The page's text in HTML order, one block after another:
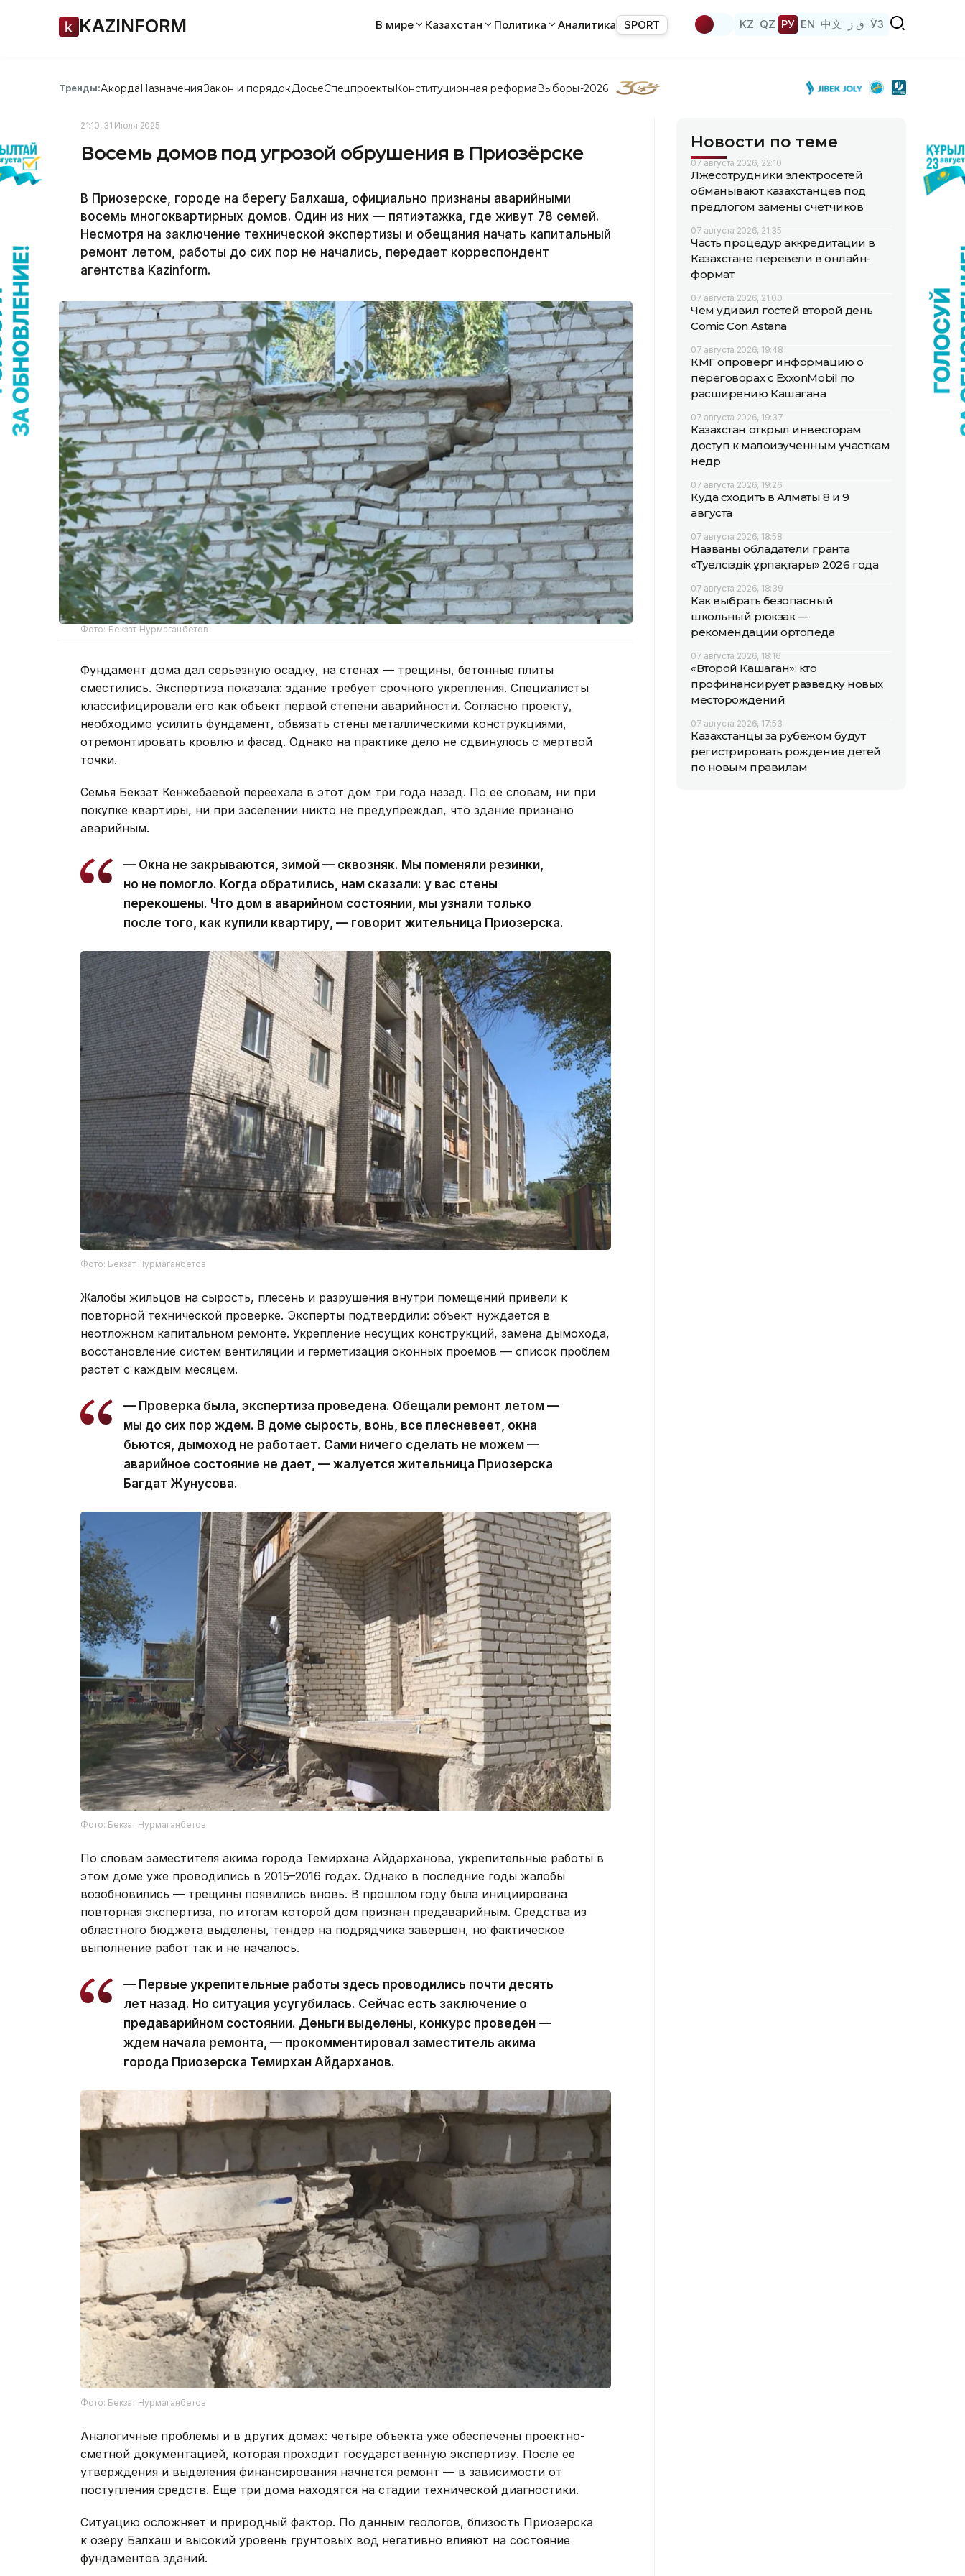
KAZINFORM В мире Казахстан Политика Аналитика SPORT KZ QZ РУ EN 中文 ق ز ЎЗ
Тренды:АкордаНазначенияЗакон и порядок ДосьеСпецпроектыКонституционная реформаВыборы-2026
21:10, 31 Июля 2025
Восемь домов под угрозой обрушения в Приозёрске
В Приозерске, городе на берегу Балхаша, официально признаны аварийными
восемь многоквартирных домов. Один из них — пятиэтажка, где живут 78 семей.
Несмотря на заключение технической экспертизы и обещания начать капитальный
ремонт летом, работы до сих пор не начались, передает корреспондент
агентства Kazinform.
Фото: Бекзат Нурмаганбетов
Фундамент дома дал серьезную осадку, на стенах — трещины, бетонные плиты
сместились. Экспертиза показала: здание требует срочного укрепления. Специалисты
классифицировали его как объект первой степени аварийности. Согласно проекту,
необходимо усилить фундамент, обвязать стены металлическими конструкциями,
отремонтировать кровлю и фасад. Однако на практике дело не сдвинулось с мертвой
точки.
Семья Бекзат Кенжебаевой переехала в этот дом три года назад. По ее словам, ни при
покупке квартиры, ни при заселении никто не предупреждал, что здание признано
аварийным.
— Окна не закрываются, зимой — сквозняк. Мы поменяли резинки,
но не помогло. Когда обратились, нам сказали: у вас стены
перекошены. Что дом в аварийном состоянии, мы узнали только
после того, как купили квартиру, — говорит жительница Приозерска.
Фото: Бекзат Нурмаганбетов
Жалобы жильцов на сырость, плесень и разрушения внутри помещений привели к
повторной технической проверке. Эксперты подтвердили: объект нуждается в
неотложном капитальном ремонте. Укрепление несущих конструкций, замена дымохода,
восстановление систем вентиляции и герметизация оконных проемов — список проблем
растет с каждым месяцем.
— Проверка была, экспертиза проведена. Обещали ремонт летом —
мы до сих пор ждем. В доме сырость, вонь, все плесневеет, окна
бьются, дымоход не работает. Сами ничего сделать не можем —
аварийное состояние не дает, — жалуется жительница Приозерска
Багдат Жунусова.
Фото: Бекзат Нурмаганбетов
По словам заместителя акима города Темирхана Айдарханова, укрепительные работы в
этом доме уже проводились в 2015–2016 годах. Однако в последние годы жалобы
возобновились — трещины появились вновь. В прошлом году была инициирована
повторная экспертиза, по итогам которой дом признан предаварийным. Средства из
областного бюджета выделены, тендер на подрядчика завершен, но фактическое
выполнение работ так и не началось.
— Первые укрепительные работы здесь проводились почти десять
лет назад. Но ситуация усугубилась. Сейчас есть заключение о
предаварийном состоянии. Деньги выделены, конкурс проведен —
ждем начала ремонта, — прокомментировал заместитель акима
города Приозерска Темирхан Айдарханов.
Фото: Бекзат Нурмаганбетов
Аналогичные проблемы и в других домах: четыре объекта уже обеспечены проектно-
сметной документацией, которая проходит государственную экспертизу. После ее
утверждения и выделения финансирования начнется ремонт — в зависимости от
поступления средств. Еще три дома находятся на стадии технической диагностики.
Ситуацию осложняет и природный фактор. По данным геологов, близость Приозерска
к озеру Балхаш и высокий уровень грунтовых вод негативно влияют на состояние
фундаментов зданий.
Новости по теме
07 августа 2026, 22:10
Лжесотрудники электросетей
обманывают казахстанцев под
предлогом замены счетчиков
07 августа 2026, 21:35
Часть процедур аккредитации в
Казахстане перевели в онлайн-
формат
07 августа 2026, 21:00
Чем удивил гостей второй день
Comic Con Astana
07 августа 2026, 19:48
КМГ опроверг информацию о
переговорах с ExxonMobil по
расширению Кашагана
07 августа 2026, 19:37
Казахстан открыл инвесторам
доступ к малоизученным участкам
недр
07 августа 2026, 19:26
Куда сходить в Алматы 8 и 9
августа
07 августа 2026, 18:58
Названы обладатели гранта
«Тәуелсіздік ұрпақтары» 2026 года
07 августа 2026, 18:39
Как выбрать безопасный
школьный рюкзак —
рекомендации ортопеда
07 августа 2026, 18:16
«Второй Кашаган»: кто
профинансирует разведку новых
месторождений
07 августа 2026, 17:53
Казахстанцы за рубежом будут
регистрировать рождение детей
по новым правилам